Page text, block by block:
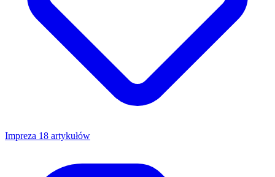
Impreza 18 artykułów